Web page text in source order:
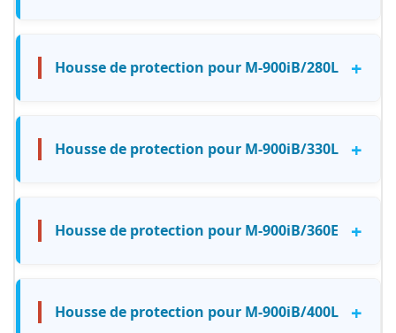
Housse de protection pour M-900iB/280L +
Housse de protection pour M-900iB/330L +
Housse de protection pour M-900iB/360E +
Housse de protection pour M-900iB/400L +